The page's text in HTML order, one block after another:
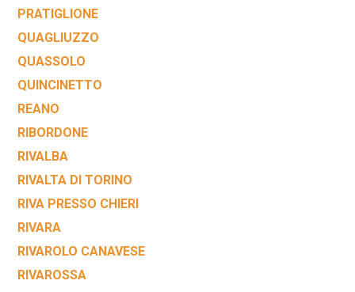
PRATIGLIONE
QUAGLIUZZO
QUASSOLO
QUINCINETTO
REANO
RIBORDONE
RIVALBA
RIVALTA DI TORINO
RIVA PRESSO CHIERI
RIVARA
RIVAROLO CANAVESE
RIVAROSSA